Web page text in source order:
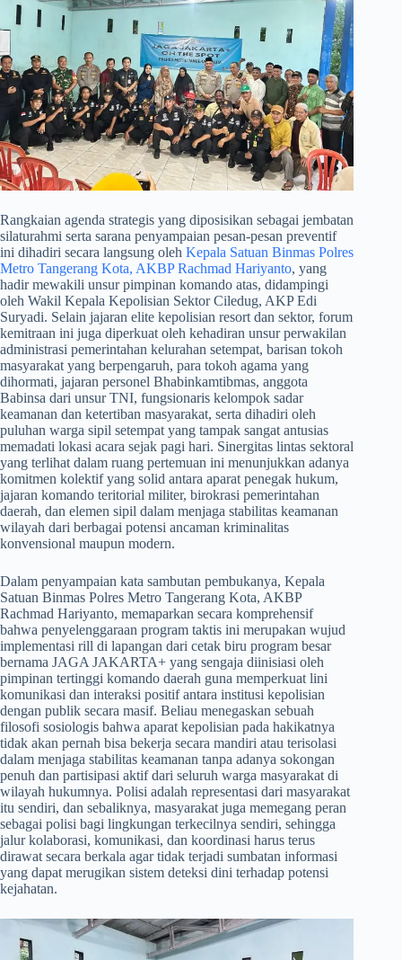
​Rangkaian agenda strategis yang diposisikan sebagai jembatan
silaturahmi serta sarana penyampaian pesan-pesan preventif
ini dihadiri secara langsung oleh Kepala Satuan Binmas Polres
Metro Tangerang Kota, AKBP Rachmad Hariyanto, yang
hadir mewakili unsur pimpinan komando atas, didampingi
oleh Wakil Kepala Kepolisian Sektor Ciledug, AKP Edi
Suryadi. Selain jajaran elite kepolisian resort dan sektor, forum
kemitraan ini juga diperkuat oleh kehadiran unsur perwakilan
administrasi pemerintahan kelurahan setempat, barisan tokoh
masyarakat yang berpengaruh, para tokoh agama yang
dihormati, jajaran personel Bhabinkamtibmas, anggota
Babinsa dari unsur TNI, fungsionaris kelompok sadar
keamanan dan ketertiban masyarakat, serta dihadiri oleh
puluhan warga sipil setempat yang tampak sangat antusias
memadati lokasi acara sejak pagi hari. Sinergitas lintas sektoral
yang terlihat dalam ruang pertemuan ini menunjukkan adanya
komitmen kolektif yang solid antara aparat penegak hukum,
jajaran komando teritorial militer, birokrasi pemerintahan
daerah, dan elemen sipil dalam menjaga stabilitas keamanan
wilayah dari berbagai potensi ancaman kriminalitas
konvensional maupun modern.
​Dalam penyampaian kata sambutan pembukanya, Kepala
Satuan Binmas Polres Metro Tangerang Kota, AKBP
Rachmad Hariyanto, memaparkan secara komprehensif
bahwa penyelenggaraan program taktis ini merupakan wujud
implementasi rill di lapangan dari cetak biru program besar
bernama JAGA JAKARTA+ yang sengaja diinisiasi oleh
pimpinan tertinggi komando daerah guna memperkuat lini
komunikasi dan interaksi positif antara institusi kepolisian
dengan publik secara masif. Beliau menegaskan sebuah
filosofi sosiologis bahwa aparat kepolisian pada hakikatnya
tidak akan pernah bisa bekerja secara mandiri atau terisolasi
dalam menjaga stabilitas keamanan tanpa adanya sokongan
penuh dan partisipasi aktif dari seluruh warga masyarakat di
wilayah hukumnya. Polisi adalah representasi dari masyarakat
itu sendiri, dan sebaliknya, masyarakat juga memegang peran
sebagai polisi bagi lingkungan terkecilnya sendiri, sehingga
jalur kolaborasi, komunikasi, dan koordinasi harus terus
dirawat secara berkala agar tidak terjadi sumbatan informasi
yang dapat merugikan sistem deteksi dini terhadap potensi
kejahatan.